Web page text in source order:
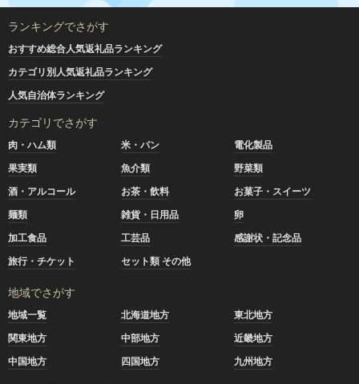
ランキングでさがす
おすすめ総合人気返礼品ランキング
カテゴリ別人気返礼品ランキング
人気自治体ランキング
カテゴリでさがす
肉・ハム類 米・パン
電化製品
果実類
魚介類
野菜類
酒・アルコール
お茶・飲料
お菓子・スイーツ
麺類
雑貨・日用品
卵
加工食品
工芸品
感謝状・記念品
旅行・チケット
セット類 その他
地域でさがす
地域一覧 北海道地方
東北地方
関東地方
中部地方
近畿地方
中国地方
四国地方 九州地方